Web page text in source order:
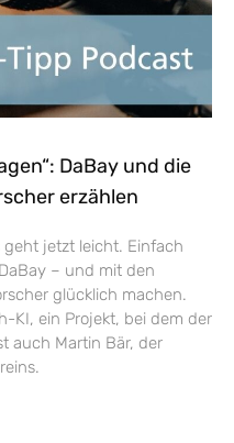
DaBay und die
erzählen
geht jetzt leicht. Einfach
– und mit den
glücklich machen.
KI, ein Projekt, bei dem der
auch Martin Bär, der